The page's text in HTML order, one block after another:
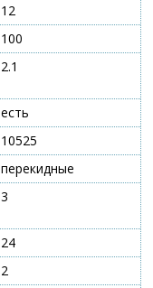
12
100
2.1
есть
10525
перекидные
3
24
2